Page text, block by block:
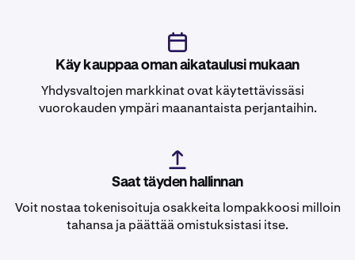
Käy kauppaa oman aikataulusi mukaan
Yhdysvaltojen markkinat ovat käytettävissäsi
vuorokauden ympäri maanantaista perjantaihin.
Saat täyden hallinnan
Voit nostaa tokenisoituja osakkeita lompakkoosi milloin
tahansa ja päättää omistuksistasi itse.